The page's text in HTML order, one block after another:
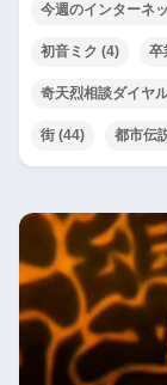
今週のインターネ
初音ミク (4) 卒
奇天烈相談ダイヤ
街 (44) 都市伝